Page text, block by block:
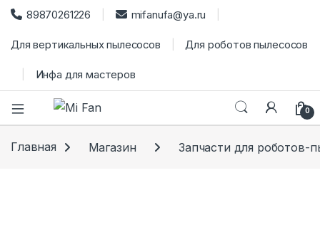
89870261226 mifanufa@ya.ru
Для вертикальных пылесосов Для роботов пылесосов
Инфа для мастеров
0
Главная Магазин Запчасти для роботов-